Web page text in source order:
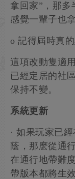
拿回家”，那多
感覺一輩子也
o 記得屆時真
這項改動隻適
已經定居的社
保持不變。
系統更新
· 如果玩家已
蔭，那麽從通
在通行地帶難
帶版本都將生效